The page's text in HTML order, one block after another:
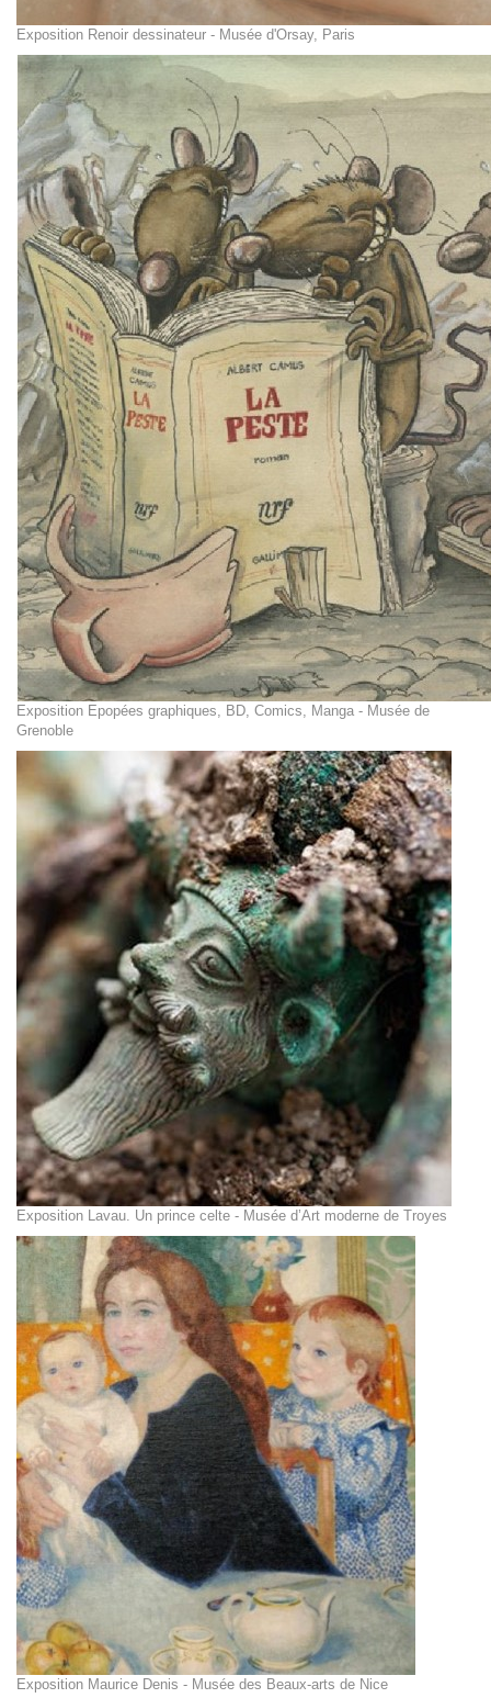
Exposition Renoir dessinateur - Musée d'Orsay, Paris
Exposition Epopées graphiques, BD, Comics, Manga - Musée de
Grenoble
Exposition Lavau. Un prince celte - Musée d’Art moderne de Troyes
Exposition Maurice Denis - Musée des Beaux-arts de Nice